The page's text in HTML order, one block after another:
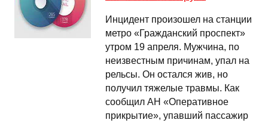
Инцидент произошел на станции
метро «Гражданский проспект»
утром 19 апреля. Мужчина, по
неизвестным причинам, упал на
рельсы. Он остался жив, но
получил тяжелые травмы. Как
сообщил АН «Оперативное
прикрытие», упавший пассажир